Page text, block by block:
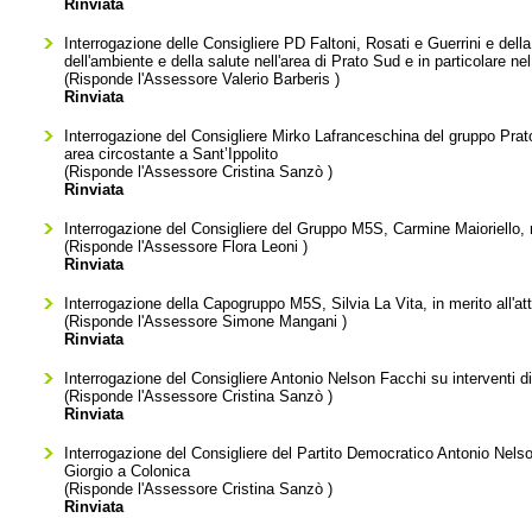
Rinviata
Interrogazione delle Consigliere PD Faltoni, Rosati e Guerrini e
dell'ambiente e della salute nell'area di Prato Sud e in particolare
(Risponde l'AssessoreValerio Barberis )
Rinviata
Interrogazione del Consigliere Mirko Lafranceschina del gruppo
area circostante a Sant’Ippolito
(Risponde l'AssessoreCristina Sanzò )
Rinviata
Interrogazione del Consigliere del Gruppo M5S, Carmine
(Risponde l'Assessore Flora Leoni )
Rinviata
Interrogazione della Capogruppo M5S, Silvia La Vita, in merito
(Risponde l'AssessoreSimone Mangani )
Rinviata
Interrogazione del Consigliere Antonio Nelson Facchi su interventi
(Risponde l'AssessoreCristina Sanzò )
Rinviata
Interrogazione del Consigliere del Partito Democratico Antonio
Giorgio a Colonica
(Risponde l'AssessoreCristina Sanzò )
Rinviata